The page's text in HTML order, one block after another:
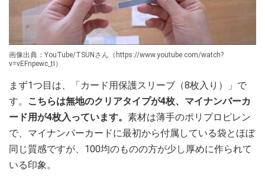
画像出典：YouTube/TSUNさん（https://www.youtube.com/watch?
v=vEFnpewc_tI）
まず1つ目は、「カード用保護スリーブ（8枚入り）」で
す。
こちらは無地のクリアタイプが4枚、マイナンバーカ
ード用が4枚入っています。 素材は薄手のポリプロピレン
で、マイナンバーカードに最初から付属している袋とほぼ
同じ質感ですが、100均のものの方が少し厚めに作られて
いる印象。